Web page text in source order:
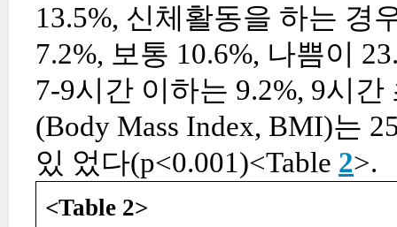
13.5%, 신체활동을 하는 경
7.2%, 보통 10.6%, 나쁨이
7-9시간 이하는 9.2%, 9시
(Body Mass Index, BMI)는
있 었다(p<0.001)<Table 2>.
<Table 2>